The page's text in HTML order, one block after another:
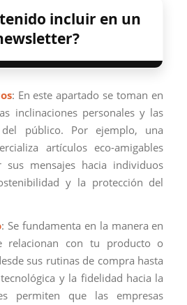
incluir en un
: En este apartado se toman en
inclinaciones personales y las
público. Por ejemplo, una
artículos eco-amigables
mensajes hacia individuos
y la protección del
: Se fundamenta en la manera en
relacionan con tu producto o
sus rutinas de compra hasta
y la fidelidad hacia la
permiten que las empresas